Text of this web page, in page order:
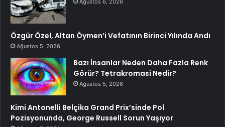
Ağustos 6, 2026
Özgür Özel, Altan Öymen’i Vefatının Birinci Yılında Andı
Ağustos 5, 2026
Bazı İnsanlar Neden Daha Fazla Renk
Görür? Tetrakromasi Nedir?
Ağustos 5, 2026
Kimi Antonelli Belçika Grand Prix’sinde Pol
Pozisyonunda, George Russell Sorun Yaşıyor